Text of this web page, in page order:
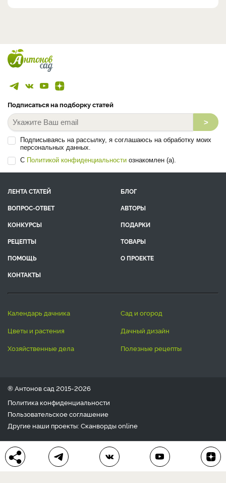
Подписаться на подборку статей
>
Подписываясь на рассылку, я соглашаюсь на обработку моих
персональных данных.
С Политикой конфиденциальности ознакомлен (а).
ЛЕНТА СТАТЕЙ
БЛОГ
ВОПРОС-ОТВЕТ
АВТОРЫ
КОНКУРСЫ
ПОДАРКИ
РЕЦЕПТЫ
ТОВАРЫ
ПОМОЩЬ
О ПРОЕКТЕ
КОНТАКТЫ
календарь дачника
сад и огород
цветы и растения
дачный дизайн
хозяйственные дела
полезные рецепты
® Антонов сад 2015-2026
Политика конфиденциальности
Пользовательское соглашение
Другие наши проекты: Сканвордыonline
Любое использование материала допускается только с
письменного согласия редакции